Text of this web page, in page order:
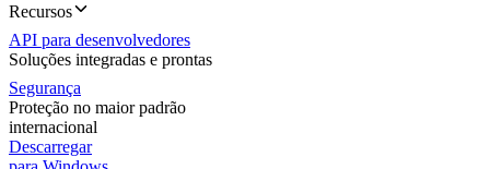
Recursos
API para desenvolvedores
Soluções integradas e prontas
Segurança
Proteção no maior padrão
internacional
Descarregar